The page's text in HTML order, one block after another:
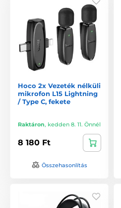
Hoco 2x Vezeték nélküli
mikrofon L15 Lightning
/ Type C, fekete
Raktáron, kedden 8. 11. Önnél
8 180 Ft
Összehasonlítás